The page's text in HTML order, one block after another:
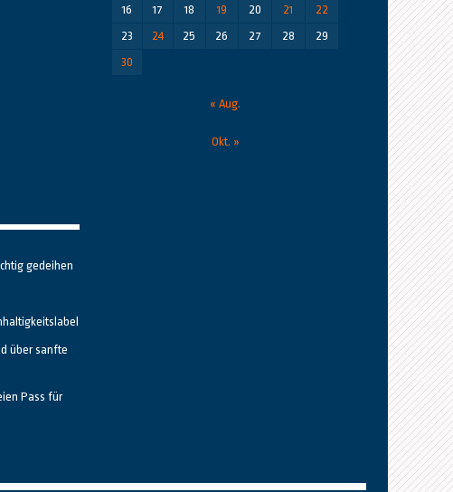
16
17 18 19 20 21
22
23
24 25 26 27 28
29
30
« Aug.
Okt. »
gedeihen
über sanfte
Pass für